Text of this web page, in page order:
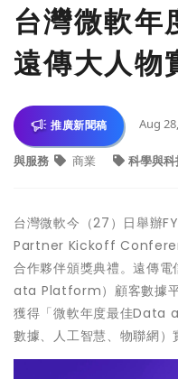
台灣微軟
遠傳大人物
推廣新聞稿 Aug
與服務 商業 科學與科
台灣微軟今（27）日舉辦
Partner Kickoff
合作夥伴頒獎典禮。遠傳
ata Platform）顧客數據平
獲得「微軟年度最佳Data
數據、人工智慧、物聯網）